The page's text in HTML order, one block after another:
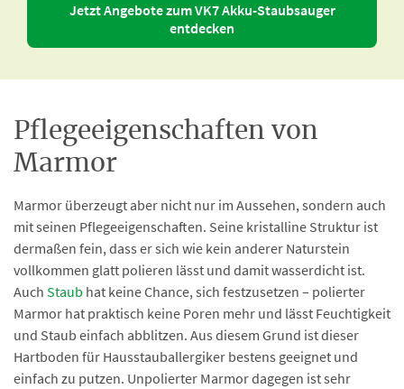
Jetzt Angebote zum VK7 Akku-Staubsauger
entdecken
Pflegeeigenschaften von
Marmor
Marmor überzeugt aber nicht nur im Aussehen, sondern auch
mit seinen Pflegeeigenschaften. Seine kristalline Struktur ist
dermaßen fein, dass er sich wie kein anderer Naturstein
vollkommen glatt polieren lässt und damit wasserdicht ist.
Auch Staub hat keine Chance, sich festzusetzen – polierter
Marmor hat praktisch keine Poren mehr und lässt Feuchtigkeit
und Staub einfach abblitzen. Aus diesem Grund ist dieser
Hartboden für Hausstauballergiker bestens geeignet und
einfach zu putzen. Unpolierter Marmor dagegen ist sehr